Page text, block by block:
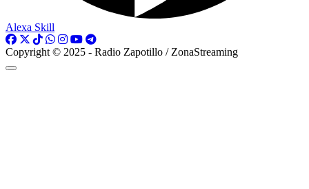
Alexa Skill
Copyright © 2025 - Radio Zapotillo / ZonaStreaming